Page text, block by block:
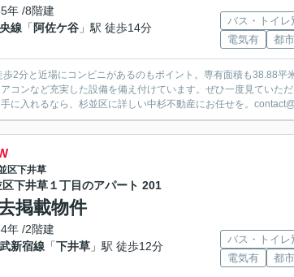
年 /8階建
線 「 阿佐ケ谷 」駅 徒歩14分
バス・トイレ
電気有
都
2分と近場にコンビニがあるのもポイント。専有面積も38.88平
コンなど充実した設備を備え付けています。ぜひ一度見ていた
に入れるなら、杉並区に詳しい中杉不動産にお任せを。
区下井草
区下井草１丁目のアパート 201
掲載物件
年 /2階建
新宿線 「下井草 」駅 徒歩12分
バス・トイレ
電気有
都